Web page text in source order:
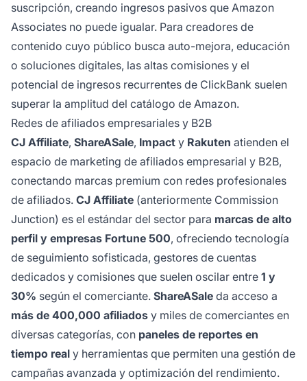
suscripción, creando ingresos pasivos que Amazon
Associates no puede igualar. Para creadores de
contenido cuyo público busca auto-mejora, educación
o soluciones digitales, las altas comisiones y el
potencial de ingresos recurrentes de ClickBank suelen
superar la amplitud del catálogo de Amazon.
Redes de afiliados empresariales y B2B
CJ Affiliate, ShareASale, Impact y Rakuten atienden el
espacio de marketing de afiliados empresarial y B2B,
conectando marcas premium con redes profesionales
de afiliados. CJ Affiliate (anteriormente Commission
Junction) es el estándar del sector para marcas de alto
perfil y empresas Fortune 500, ofreciendo tecnología
de seguimiento sofisticada, gestores de cuentas
dedicados y comisiones que suelen oscilar entre 1 y
30% según el comerciante. ShareASale da acceso a
más de 400,000 afiliados y miles de comerciantes en
diversas categorías, con paneles de reportes en
tiempo real y herramientas que permiten una gestión de
campañas avanzada y optimización del rendimiento.